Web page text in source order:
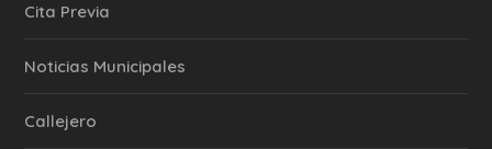
Cita Previa
‎Noticias Municipales
Callejero